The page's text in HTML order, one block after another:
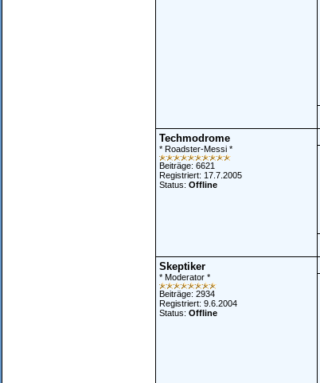
Techmodrome
* Roadster-Messi *
Beiträge: 6621
Registriert: 17.7.2005
Status: Offline
Skeptiker
* Moderator *
Beiträge: 2934
Registriert: 9.6.2004
Status: Offline